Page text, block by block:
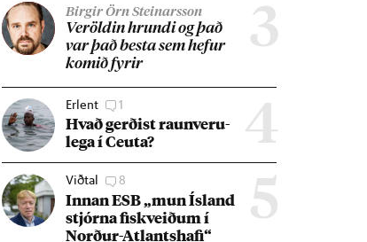
3
Birgir Örn Steinarsson
Ver­öld­in hrundi og það
var það besta sem hef­ur
kom­ið fyr­ir
4
Erlent 1
Hvað gerð­ist raun­veru­
lega í Ceuta?
5
Viðtal 8
Inn­an ESB „mun Ís­land
stjórna fisk­veið­um í
Norð­ur-Atlants­hafi“